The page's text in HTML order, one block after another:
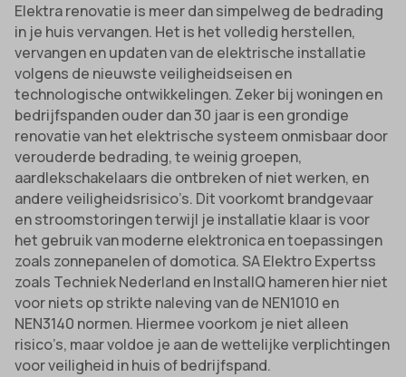
Elektra renovatie is meer dan simpelweg de bedrading
in je huis vervangen. Het is het volledig herstellen,
vervangen en updaten van de elektrische installatie
volgens de nieuwste veiligheidseisen en
technologische ontwikkelingen. Zeker bij woningen en
bedrijfspanden ouder dan 30 jaar is een grondige
renovatie van het elektrische systeem onmisbaar door
verouderde bedrading, te weinig groepen,
aardlekschakelaars die ontbreken of niet werken, en
andere veiligheidsrisico’s. Dit voorkomt brandgevaar
en stroomstoringen terwijl je installatie klaar is voor
het gebruik van moderne elektronica en toepassingen
zoals zonnepanelen of domotica. SA Elektro Expertss
zoals Techniek Nederland en InstallQ hameren hier niet
voor niets op strikte naleving van de NEN1010 en
NEN3140 normen. Hiermee voorkom je niet alleen
risico’s, maar voldoe je aan de wettelijke verplichtingen
voor veiligheid in huis of bedrijfspand.